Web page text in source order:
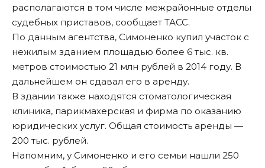
располагаются в том числе межрайонные отделы
судебных приставов, сообщает ТАСС.
По данным агентства, Симоненко купил участок с
нежилым зданием площадью более 6 тыс. кв.
метров стоимостью 21 млн рублей в 2014 году. В
дальнейшем он сдавал его в аренду.
В здании также находятся стоматологическая
клиника, парикмахерская и фирма по оказанию
юридических услуг. Общая стоимость аренды —
200 тыс. рублей.
Напомним, у Симоненко и его семьи нашли 250